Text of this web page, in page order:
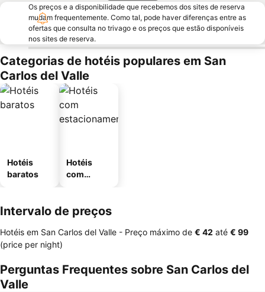
Os preços e a disponibilidade que recebemos dos sites de reserva
mudam frequentemente. Como tal, pode haver diferenças entre as
ofertas que consulta no trivago e os preços que estão disponíveis
nos sites de reserva.
Categorias de hotéis populares em San
Carlos del Valle
Hotéis
baratos
Hotéis
com
Intervalo de preços
Hotéis em San Carlos del Valle - Preço máximo de ‎€ 42 até ‎€ 99
(price per night)
Perguntas Frequentes sobre San Carlos del
Valle